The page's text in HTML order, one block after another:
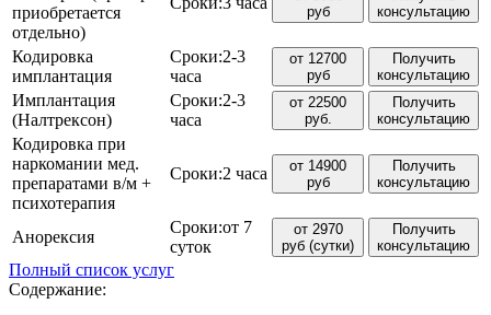
приобретается
отдельно)
руб
консультацию
Кодировка
имплантация
Сроки:2-3
часа
от 12700
руб
Получить
консультацию
Имплантация
(Налтрексон)
Сроки:2-3
часа
от 22500
руб.
Получить
консультацию
Кодировка при
наркомании мед.
препаратами в/м +
психотерапия
Сроки:2 часа
от 14900
руб
Получить
консультацию
Анорексия
Сроки:от 7
суток
от 2970
руб (сутки)
Получить
консультацию
Полный список услуг
Содержание: